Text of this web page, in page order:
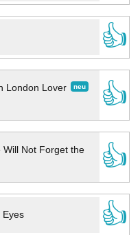
👍
neu
London Lover
👍
Will Not Forget the
👍
Eyes
👍